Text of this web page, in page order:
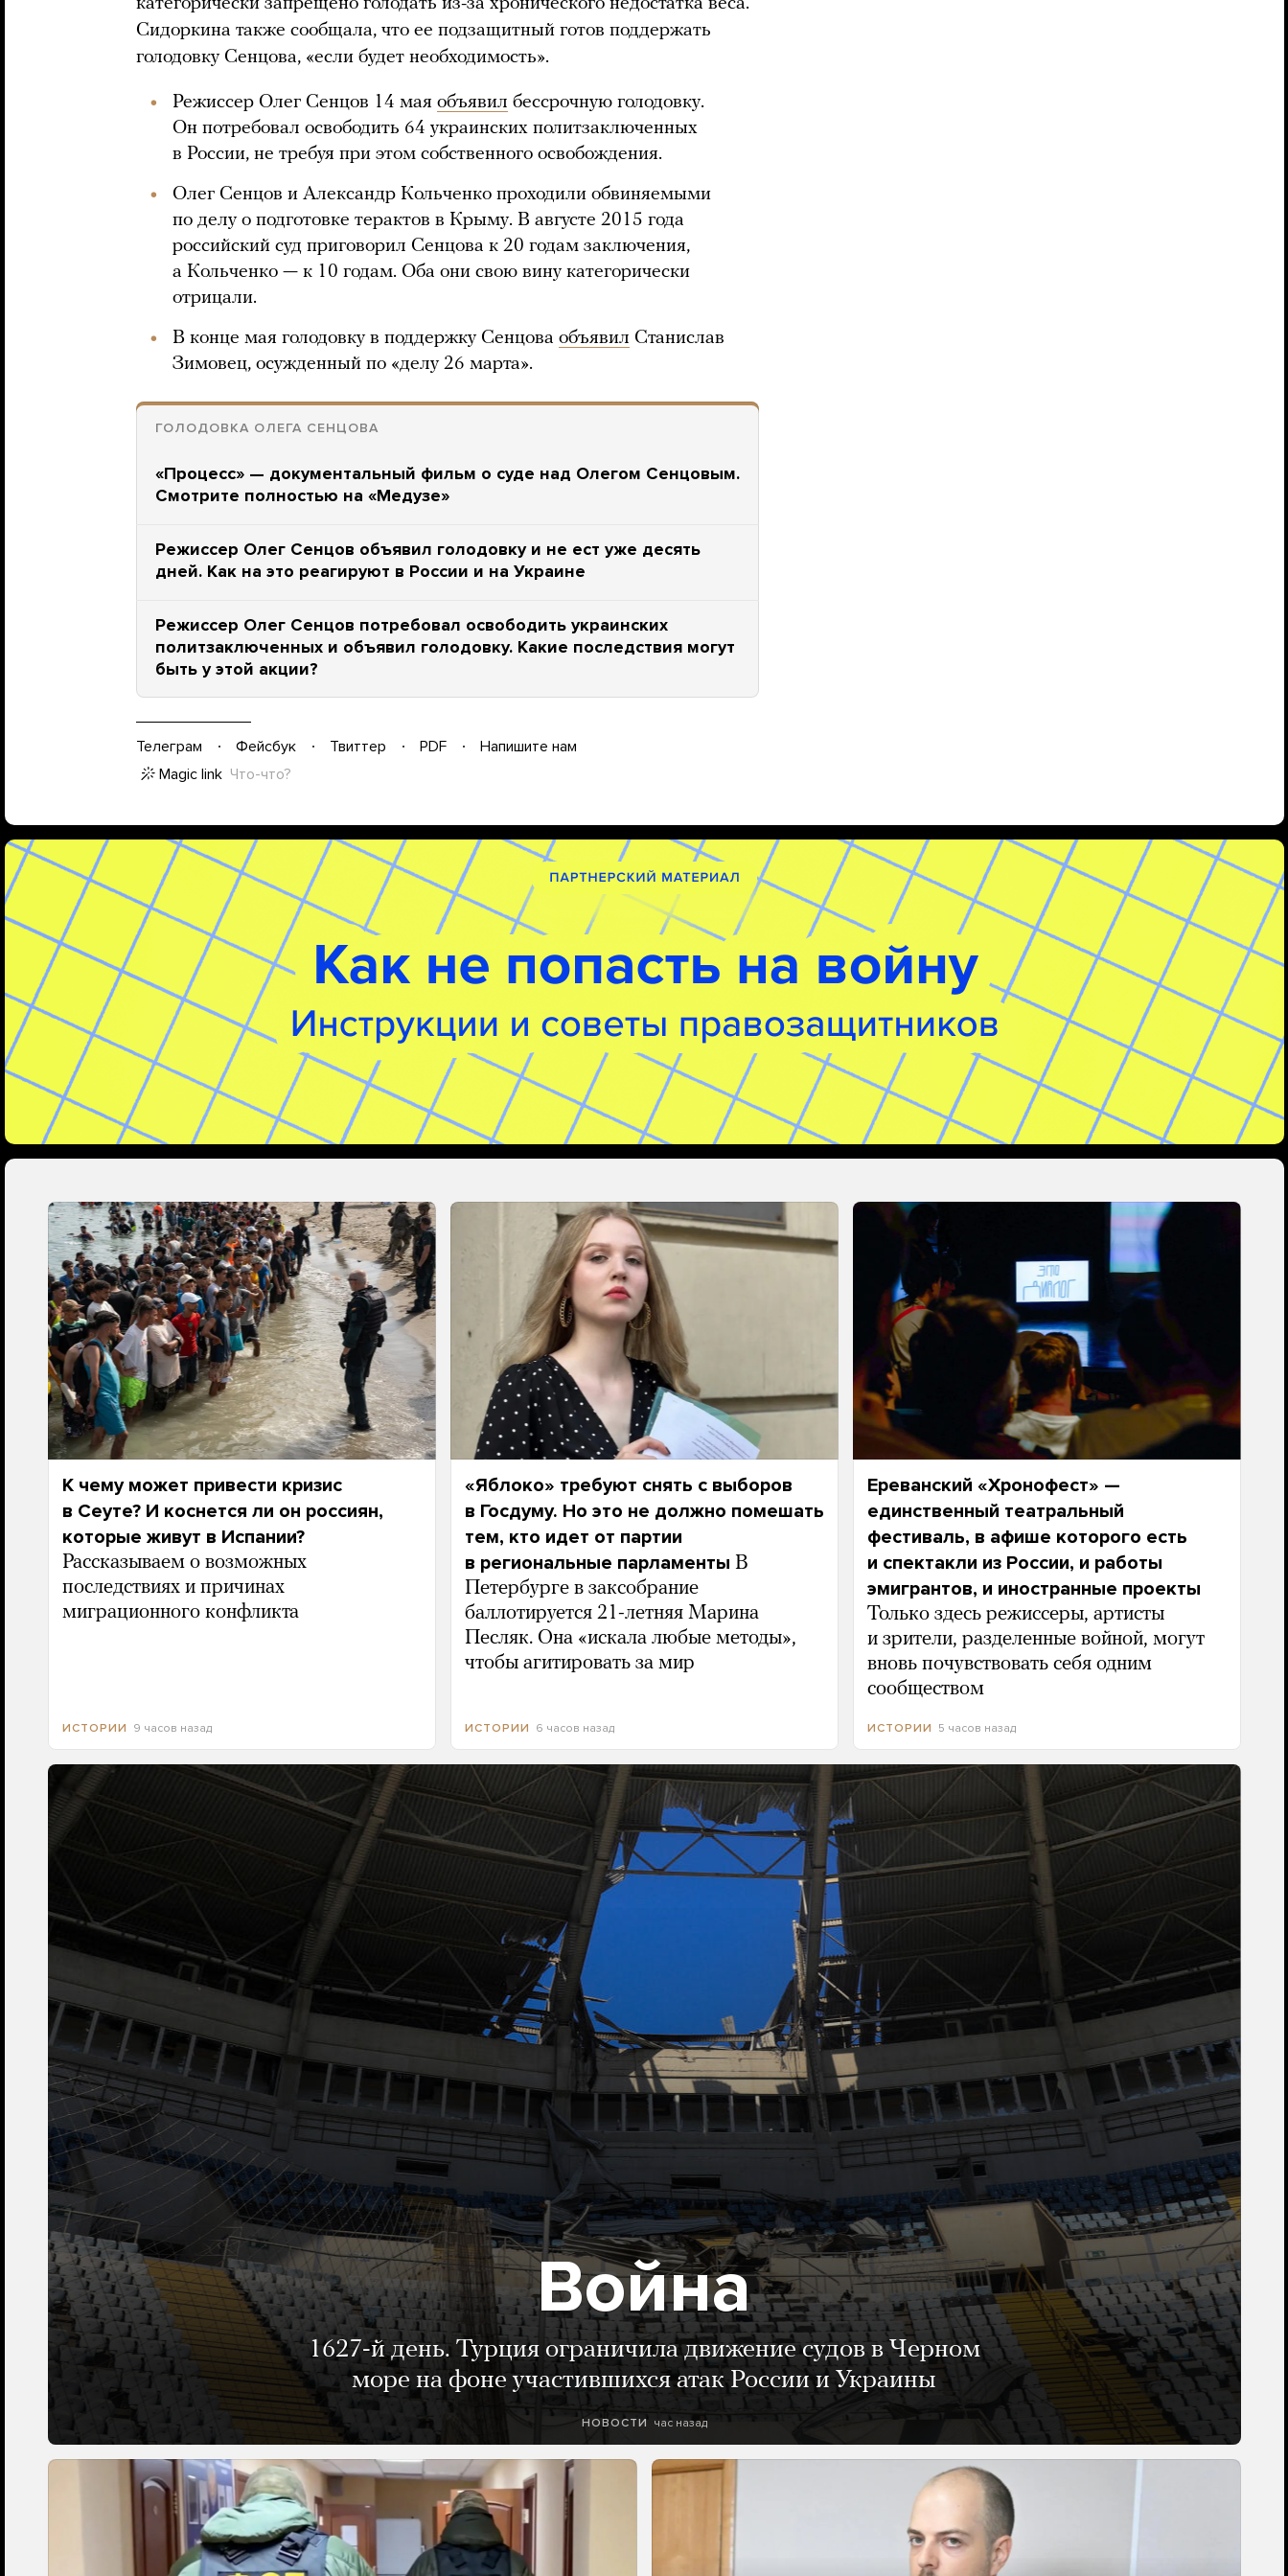
категорически запрещено голодать из-за хронического недостатка веса.
Сидоркина также сообщала, что ее подзащитный готов поддержать
голодовку Сенцова, «если будет необходимость».
Режиссер Олег Сенцов 14 мая объявил бессрочную голодовку.
Он потребовал освободить 64 украинских политзаключенных
в России, не требуя при этом собственного освобождения.
Олег Сенцов и Александр Кольченко проходили обвиняемыми
по делу о подготовке терактов в Крыму. В августе 2015 года
российский суд приговорил Сенцова к 20 годам заключения,
а Кольченко — к 10 годам. Оба они свою вину категорически
отрицали.
В конце мая голодовку в поддержку Сенцова объявил Станислав
Зимовец, осужденный по «делу 26 марта».
ГОЛОДОВКА ОЛЕГА СЕНЦОВА
«Процесс» — документальный фильм о суде над Олегом Сенцовым.
Смотрите полностью на «Медузе»
Режиссер Олег Сенцов объявил голодовку и не ест уже десять
дней. Как на это реагируют в России и на Украине
Режиссер Олег Сенцов потребовал освободить украинских
политзаключенных и объявил голодовку. Какие последствия могут
быть у этой акции?
Телеграм Фейсбук Твиттер PDF
Напишите нам
Magic link Что-что?
К чему может привести кризис
в Сеуте? И коснется ли он россиян,
которые живут в Испании?
Рассказываем о возможных
последствиях и причинах
миграционного конфликта
ИСТОРИИ 9 часов назад
«Яблоко» требуют снять с выборов
в Госдуму. Но это не должно помешать
тем, кто идет от партии
в региональные парламенты В
Петербурге в заксобрание
баллотируется 21-летняя Марина
Песляк. Она «искала любые методы»,
чтобы агитировать за мир
ИСТОРИИ 6 часов назад
Ереванский «Хронофест» —
единственный театральный
фестиваль, в афише которого есть
и спектакли из России, и работы
эмигрантов, и иностранные проекты
Только здесь режиссеры, артисты
и зрители, разделенные войной, могут
вновь почувствовать себя одним
сообществом
ИСТОРИИ 5 часов назад
Война
1627-й день. Турция ограничила движение судов в Черном
море на фоне участившихся атак России и Украины
НОВОСТИ час назад